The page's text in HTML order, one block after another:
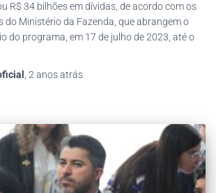
R$ 34 bilhões em dívidas, de acordo com os
do Ministério da Fazenda, que abrangem o
do programa, em 17 de julho de 2023, até o
, 2 anosatrás